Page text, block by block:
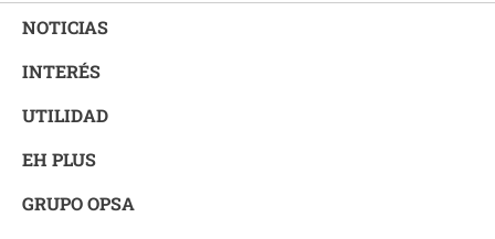
NOTICIAS
INTERÉS
UTILIDAD
EH PLUS
GRUPO OPSA